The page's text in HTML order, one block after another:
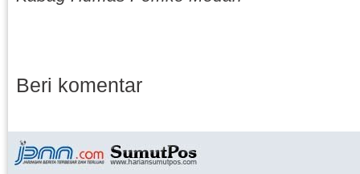
Beri komentar